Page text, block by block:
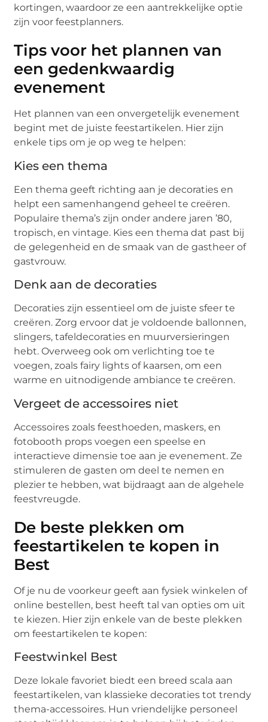
kortingen, waardoor ze een aantrekkelijke optie
zijn voor feestplanners.
Tips voor het plannen van
een gedenkwaardig
evenement
Het plannen van een onvergetelijk evenement
begint met de juiste feestartikelen. Hier zijn
enkele tips om je op weg te helpen:
Kies een thema
Een thema geeft richting aan je decoraties en
helpt een samenhangend geheel te creëren.
Populaire thema’s zijn onder andere jaren ’80,
tropisch, en vintage. Kies een thema dat past bij
de gelegenheid en de smaak van de gastheer of
gastvrouw.
Denk aan de decoraties
Decoraties zijn essentieel om de juiste sfeer te
creëren. Zorg ervoor dat je voldoende ballonnen,
slingers, tafeldecoraties en muurversieringen
hebt. Overweeg ook om verlichting toe te
voegen, zoals fairy lights of kaarsen, om een
warme en uitnodigende ambiance te creëren.
Vergeet de accessoires niet
Accessoires zoals feesthoeden, maskers, en
fotobooth props voegen een speelse en
interactieve dimensie toe aan je evenement. Ze
stimuleren de gasten om deel te nemen en
plezier te hebben, wat bijdraagt aan de algehele
feestvreugde.
De beste plekken om
feestartikelen te kopen in
Best
Of je nu de voorkeur geeft aan fysiek winkelen of
online bestellen, best heeft tal van opties om uit
te kiezen. Hier zijn enkele van de beste plekken
om feestartikelen te kopen:
Feestwinkel Best
Deze lokale favoriet biedt een breed scala aan
feestartikelen, van klassieke decoraties tot trendy
thema-accessoires. Hun vriendelijke personeel